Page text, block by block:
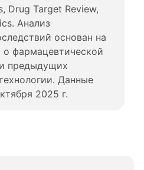
Drug Target Review,
Анализ
основан на
о фармацевтической
предыдущих
Данные
2025 г.